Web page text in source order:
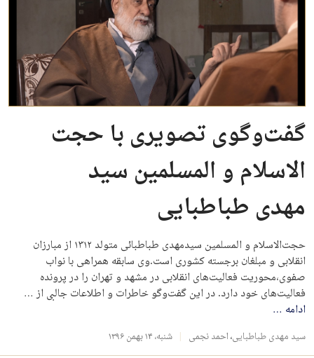
گفت‌وگوی تصویری با حجت
الاسلام و المسلمین سید
مهدی طباطبایی
حجت‌الاسلام و المسلمین سیدمهدی طباطبائی متولد ۱۳۱۲ از مبارزان
انقلابی و مبلغان برجسته کشوری است.وی سابقه همراهی با نواب
صفوی،محوریت فعالیت‌های انقلابی در مشهد و تهران را در پرونده
فعالیت‌های خود دارد. در این گفت‌وگو خاطرات و اطلاعات جالبی از …
ادامه …
سید مهدی طباطبایی،احمد نجمی شنبه، ۱۴ بهمن ۱۳۹۶